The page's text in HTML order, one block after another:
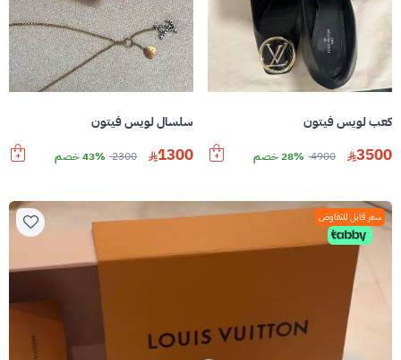
كعب لويس فيتون
3500
4900 28% خصم
سلسال لويس فيتون
1300
2300 43% خصم
سعر قابل للتفاوض